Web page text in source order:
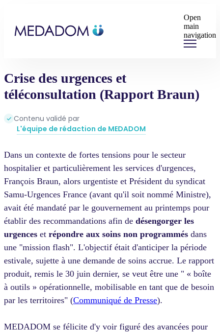
Open
main
navigation
Crise des urgences et
téléconsultation (Rapport Braun)
Contenu validé par
L'équipe de rédaction de MEDADOM
Dans un contexte de fortes tensions pour le secteur
hospitalier et particulièrement les services d'urgences,
François Braun, alors urgentiste et Président du syndicat
Samu-Urgences France (avant qu'il soit nommé Ministre),
avait été mandaté par le gouvernement au printemps pour
établir des recommandations afin de désengorger les
urgences et répondre aux soins non programmés dans
une "mission flash". L'objectif était d'anticiper la période
estivale, sujette à une demande de soins accrue. Le rapport
produit, remis le 30 juin dernier, se veut être une " « boîte
à outils » opérationnelle, mobilisable en tant que de besoin
par les territoires" (Communiqué de Presse).
MEDADOM se félicite d'y voir figuré des avancées pour